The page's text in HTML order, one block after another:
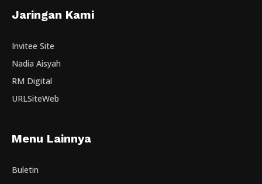
Jaringan Kami
Invitee Site
Nadia Aisyah
RM Digital
URLSiteWeb
Menu Lainnya
Buletin